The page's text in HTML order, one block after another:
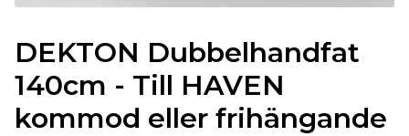
DEKTON Dubbelhandfat
140cm - Till HAVEN
kommod eller frihängande